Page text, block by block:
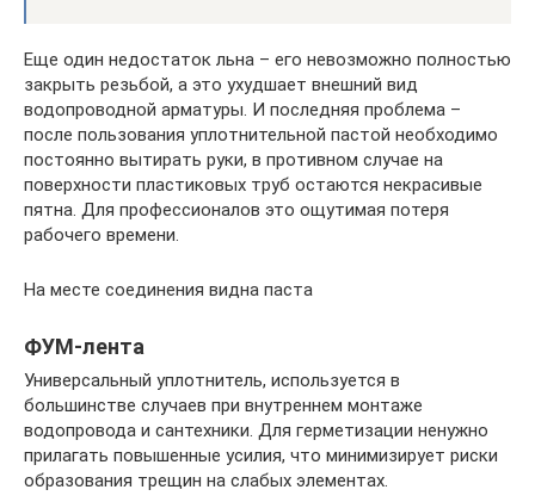
Еще один недостаток льна – его невозможно полностью
закрыть резьбой, а это ухудшает внешний вид
водопроводной арматуры. И последняя проблема –
после пользования уплотнительной пастой необходимо
постоянно вытирать руки, в противном случае на
поверхности пластиковых труб остаются некрасивые
пятна. Для профессионалов это ощутимая потеря
рабочего времени.
На месте соединения видна паста
ФУМ-лента
Универсальный уплотнитель, используется в
большинстве случаев при внутреннем монтаже
водопровода и сантехники. Для герметизации ненужно
прилагать повышенные усилия, что минимизирует риски
образования трещин на слабых элементах.